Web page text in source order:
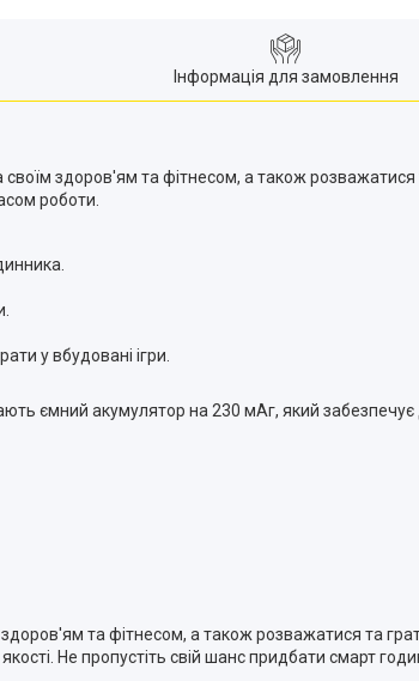
Інформація для замовлення
здоров'ям та фітнесом, а також розважатися
роботи.
у вбудовані ігри.
ємний акумулятор на 230 мАг, який забезпечує
та фітнесом, а також розважатися та
Не пропустіть свій шанс придбати смарт